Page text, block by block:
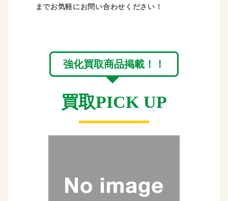
までお気軽にお問い合わせください！
強化買取商品掲載！！
買取PICK UP